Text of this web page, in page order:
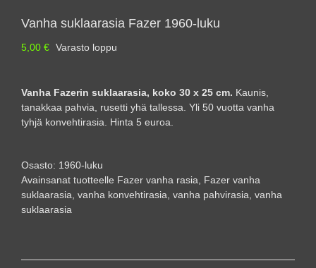
Vanha suklaarasia Fazer 1960-luku
5,00 € Varasto loppu
Vanha Fazerin suklaarasia, koko 30 x 25 cm. Kaunis,
tanakkaa pahvia, rusetti yhä tallessa. Yli 50 vuotta vanha
tyhjä konvehtirasia. Hinta 5 euroa.
Osasto: 1960-luku
Avainsanat tuotteelle Fazer vanha rasia, Fazer vanha
suklaarasia, vanha konvehtirasia, vanha pahvirasia, vanha
suklaarasia